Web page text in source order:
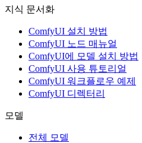
지식 문서화
ComfyUI 설치 방법
ComfyUI 노드 매뉴얼
ComfyUI에 모델 설치 방법
ComfyUI 사용 튜토리얼
ComfyUI 워크플로우 예제
ComfyUI 디렉터리
모델
전체 모델